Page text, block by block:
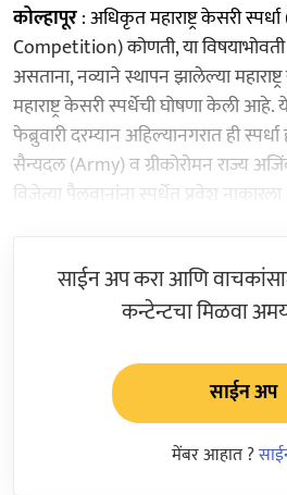
कोल्हापूर: अधिकृत महाराष्ट्र केसरी
Competition) कोणती, या
असताना, नव्याने स्थापन झालेल्या
महाराष्ट्र केसरी स्पर्धेची घोषणा केली आहे.
फेब्रुवारी दरम्यान अहिल्यानगरात ही
सैन्यदल (Army) व ग्रीकोरोमन राज्य
विजेत्या पैलवानांना स्पर्धेत प्रवेश
साईन अप करा आणि
कन्टेन्टचा मिळवा
साईन अप
मेंबर आहात ?